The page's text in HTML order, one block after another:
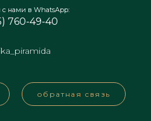
с нами в WhatsApp:
760-49-40
обратная связь